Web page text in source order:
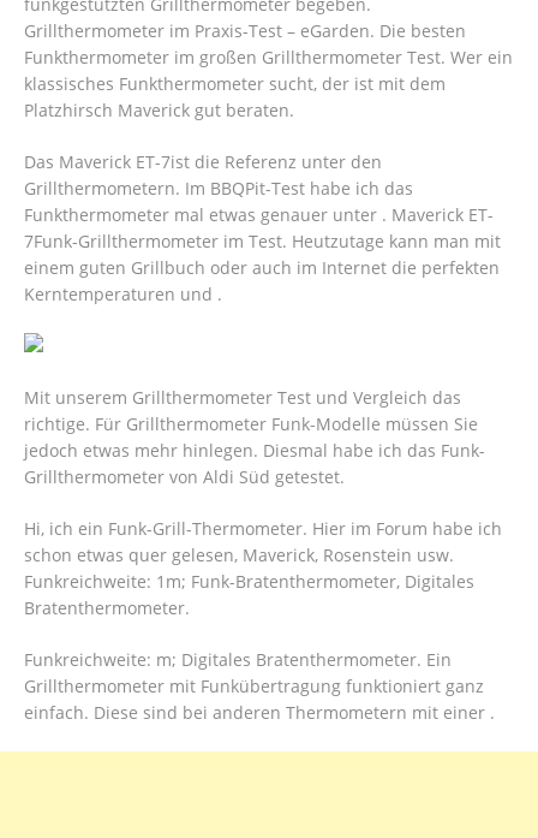
Grillthermometer im Praxis-Test – eGarden. Die besten
Funkthermometer im großen Grillthermometer Test. Wer ein
klassisches Funkthermometer sucht, der ist mit dem
Platzhirsch Maverick gut beraten.
Das Maverick ET-7ist die Referenz unter den
Grillthermometern. Im BBQPit-Test habe ich das
Funkthermometer mal etwas genauer unter . Maverick ET-
7Funk-Grillthermometer im Test. Heutzutage kann man mit
einem guten Grillbuch oder auch im Internet die perfekten
Kerntemperaturen und .
Mit unserem Grillthermometer Test und Vergleich das
richtige. Für Grillthermometer Funk-Modelle müssen Sie
jedoch etwas mehr hinlegen. Diesmal habe ich das Funk-
Grillthermometer von Aldi Süd getestet.
Hi, ich ein Funk-Grill-Thermometer. Hier im Forum habe ich
schon etwas quer gelesen, Maverick, Rosenstein usw.
Funkreichweite: 1m; Funk-Bratenthermometer, Digitales
Bratenthermometer.
Funkreichweite: m; Digitales Bratenthermometer. Ein
Grillthermometer mit Funkübertragung funktioniert ganz
einfach. Diese sind bei anderen Thermometern mit einer .